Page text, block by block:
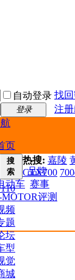
自动登录 找
登录
注册
页
闻
车
品牌
动车 赛事
评测
频
题
坛
型
觉
城
搜
索
热搜: 嘉陵
CTX700